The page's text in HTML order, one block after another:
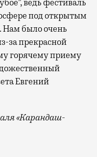
ведь фестиваль
под открытым
Нам было очень
за прекрасной
горячему приему
Евгений
«Карандаш-
Старица в